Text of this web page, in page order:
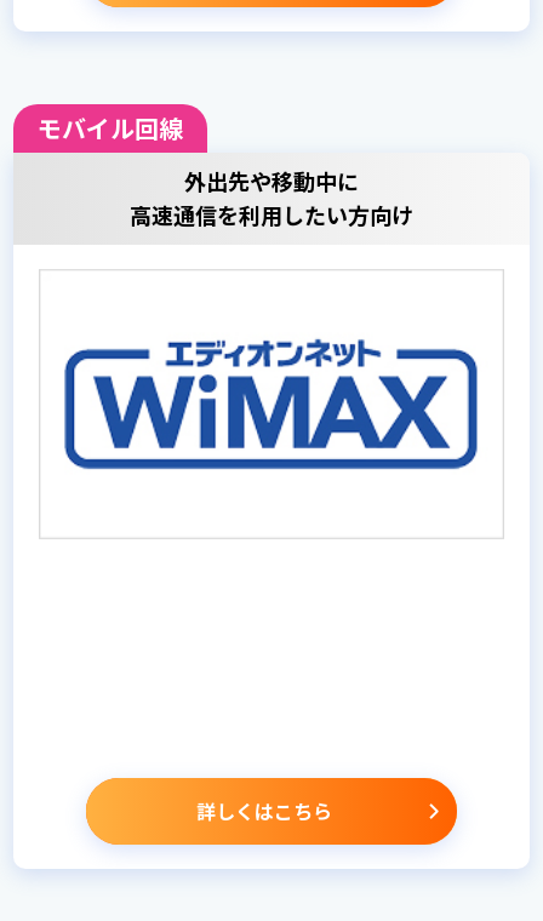
モバイル回線
外出先や移動中に
高速通信を利用したい方向け
詳しくはこちら